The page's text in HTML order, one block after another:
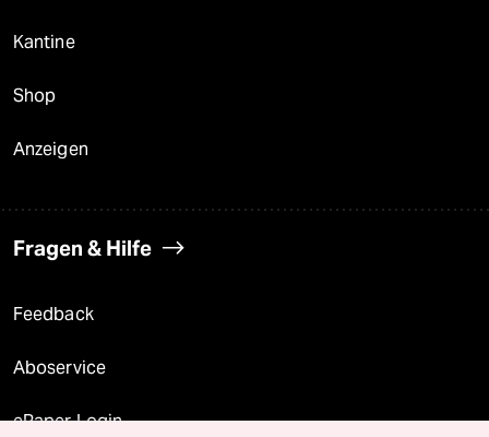
Kantine
Shop
Anzeigen
Fragen & Hilfe
Feedback
Aboservice
ePaper Login